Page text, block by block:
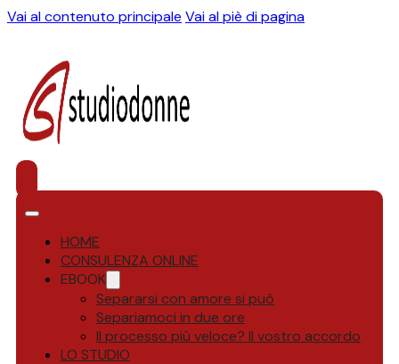
Vai al contenuto principale Vai al piè di pagina
HOME
CONSULENZA ONLINE
EBOOK
Separarsi con amore si può
Separiamoci in due ore
Il processo più veloce? Il vostro accordo
LO STUDIO